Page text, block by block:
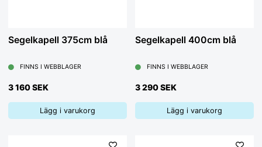
Segelkapell 375cm blå
FINNS I WEBBLAGER
3 160 SEK
Lägg i varukorg
Segelkapell 400cm blå
FINNS I WEBBLAGER
3 290 SEK
Lägg i varukorg